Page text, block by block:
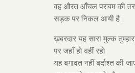
वह औरत आँचल परचम की
सड़क पर निकल आयी है।
ख़बरदार यह सारा मुल्क
पर जहाँ हो वहीं रहो
यह बगावत नहीं बर्दाश्त की